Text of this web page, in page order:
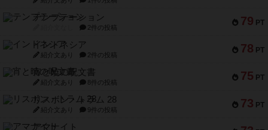
79 PT
テンプテーション
2件の投稿
78 PT
インドネシア
紹介文あり 2件の投稿
75 PT
宵と暁の呪文書
紹介文あり 8件の投稿
73 PT
リスボン・トラム 28
紹介文あり 9件の投稿
アマナイト